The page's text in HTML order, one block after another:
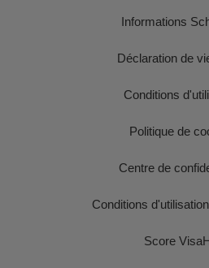
Informations
Déclaration de
Conditions
Politique de
Centre de
Conditions
Score